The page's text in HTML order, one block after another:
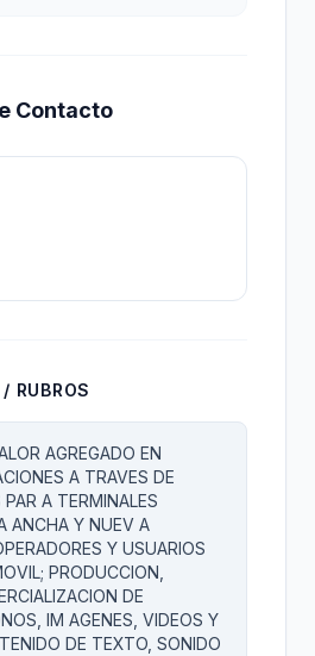
Contacto
RUBROS
AGREGADO EN
A TRAVES DE
A TERMINALES
ANCHA Y NUEV A
Y USUARIOS
PRODUCCION,
DE
IM AGENES, VIDEOS Y
DE TEXTO, SONIDO